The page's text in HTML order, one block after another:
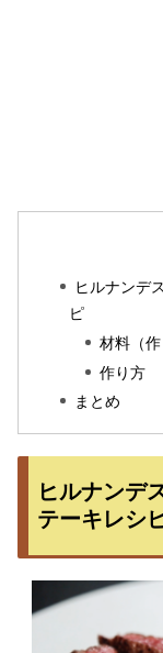
ヒルナンデ
ピ
材料（作
作り方
まとめ
ヒルナンデ
テーキレシ